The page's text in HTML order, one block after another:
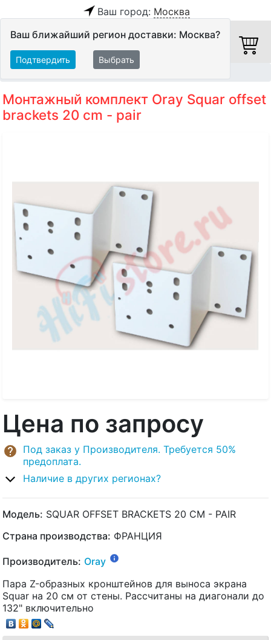
Ваш город: Москва
Ваш ближайший регион доставки: Москва?
Подтвердить Выбрать
Монтажный комплект Oray Squar offset
brackets 20 cm - pair
Цена по запросу
Под заказ у Производителя. Требуется 50%
предоплата.
Наличие в других регионах?
Модель: SQUAR OFFSET BRACKETS 20 CM - PAIR
Страна производства: ФРАНЦИЯ
Производитель: Oray
Пара Z-образных кронштейнов для выноса экрана
Squar на 20 см от стены. Рассчитаны на диагонали до
132" включительно